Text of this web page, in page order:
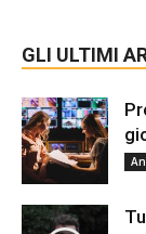
GLI ULTIMI